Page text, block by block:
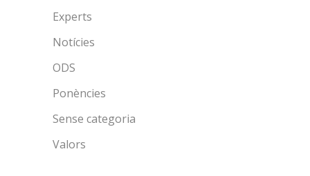
Experts
Notícies
ODS
Ponències
Sense categoria
Valors